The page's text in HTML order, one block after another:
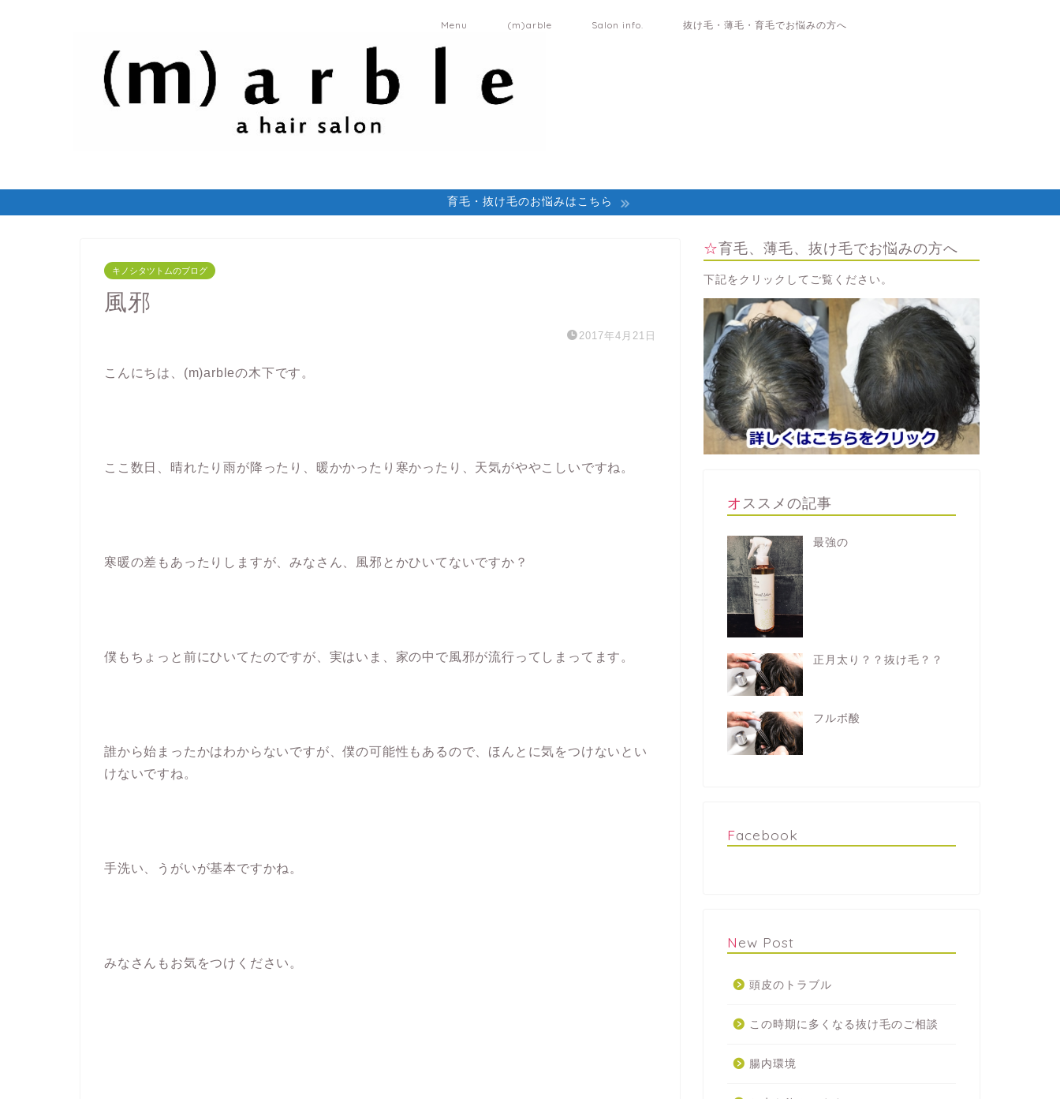
Menu (m)arble Salon info. 抜け毛・薄毛・育毛でお悩みの方へ
育毛・抜け毛のお悩みはこちら
キノシタツトムのブログ
風邪
2017年4月21日
こんにちは、(m)arbleの木下です。
ここ数日、晴れたり雨が降ったり、暖かかったり寒かったり、天気がややこしいですね。
寒暖の差もあったりしますが、みなさん、風邪とかひいてないですか？
僕もちょっと前にひいてたのですが、実はいま、家の中で風邪が流行ってしまってます。
誰から始まったかはわからないですが、僕の可能性もあるので、ほんとに気をつけないとい
けないですね。
手洗い、うがいが基本ですかね。
みなさんもお気をつけください。
☆育毛、薄毛、抜け毛でお悩みの方へ
下記をクリックしてご覧ください。
オススメの記事
最強の
正月太り？？抜け毛？？
フルボ酸
Facebook
New Post
頭皮のトラブル
この時期に多くなる抜け毛のご相談
腸内環境